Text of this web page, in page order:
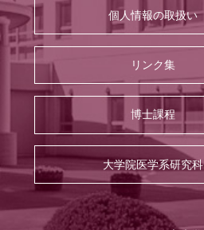
個人情報の取扱い
リンク集
博士課程
大学院医学系研究科